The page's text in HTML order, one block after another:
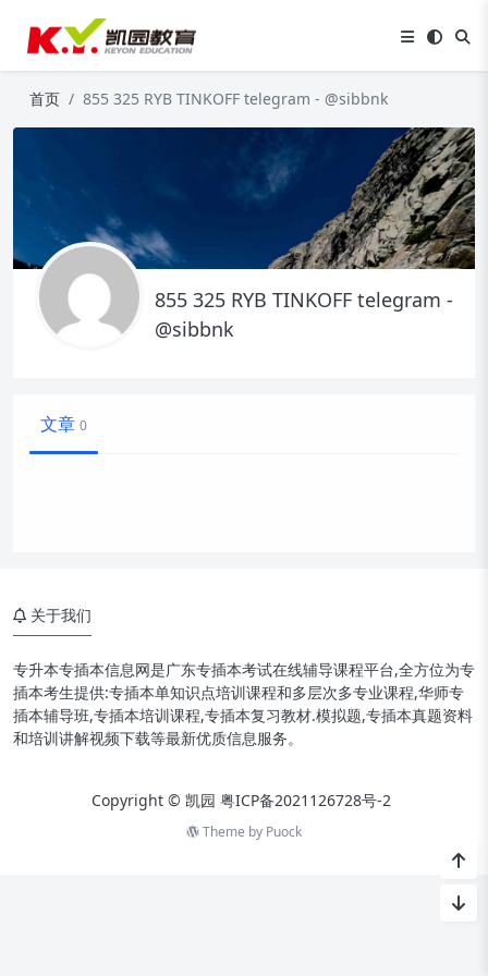
首页 855 325 RYB TINKOFF telegram - @sibbnk
855 325 RYB TINKOFF telegram -
@sibbnk
文章 0
关于我们
专升本专插本信息网是广东专插本考试在线辅导课程平台,全方位为专
插本考生提供:专插本单知识点培训课程和多层次多专业课程,华师专
插本辅导班,专插本培训课程,专插本复习教材.模拟题,专插本真题资料
和培训讲解视频下载等最新优质信息服务。
Copyright © 凯园 粤ICP备2021126728号-2
Theme by Puock